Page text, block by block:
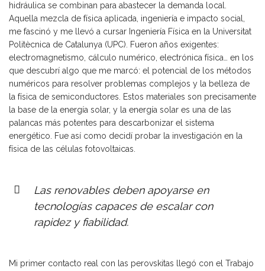
hidráulica se combinan para abastecer la demanda local.
Aquella mezcla de física aplicada, ingeniería e impacto social,
me fascinó y me llevó a cursar Ingeniería Física en la Universitat
Politècnica de Catalunya (UPC). Fueron años exigentes:
electromagnetismo, cálculo numérico, electrónica física… en los
que descubrí algo que me marcó: el potencial de los métodos
numéricos para resolver problemas complejos y la belleza de
la física de semiconductores. Estos materiales son precisamente
la base de la energía solar, y la energía solar es una de las
palancas más potentes para descarbonizar el sistema
energético. Fue así como decidí probar la investigación en la
física de las células fotovoltaicas.
Las renovables deben apoyarse en
tecnologías capaces de escalar con
rapidez y fiabilidad.
Mi primer contacto real con las perovskitas llegó con el Trabajo